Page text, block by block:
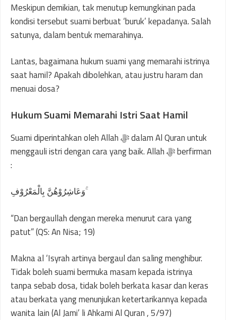
Meskipun demikian, tak menutup kemungkinan pada
kondisi tersebut suami berbuat ‘buruk’ kepadanya. Salah
satunya, dalam bentuk memarahinya.
Lantas, bagaimana hukum suami yang memarahi istrinya
saat hamil? Apakah dibolehkan, atau justru haram dan
menuai dosa?
Hukum Suami Memarahi Istri Saat Hamil
Suami diperintahkan oleh Allah ﷻ dalam Al Quran untuk
menggauli istri dengan cara yang baik. Allah ﷻ berfirman
:
وَعَاشِرُوْهُنَّ بِالْمَعْرُوْفِ ۚ
“Dan bergaullah dengan mereka menurut cara yang
patut” (QS: An Nisa; 19)
Makna al ‘Isyrah artinya bergaul dan saling menghibur.
Tidak boleh suami bermuka masam kepada istrinya
tanpa sebab dosa, tidak boleh berkata kasar dan keras
atau berkata yang menunjukan ketertarikannya kepada
wanita lain (Al Jami’ li Ahkami Al Quran , 5/97)